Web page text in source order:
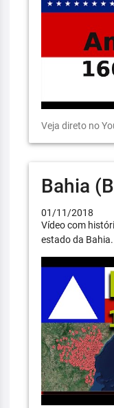
Veja direto no
Bahia
01/11/2018
Vídeo com
estado da Bahia.